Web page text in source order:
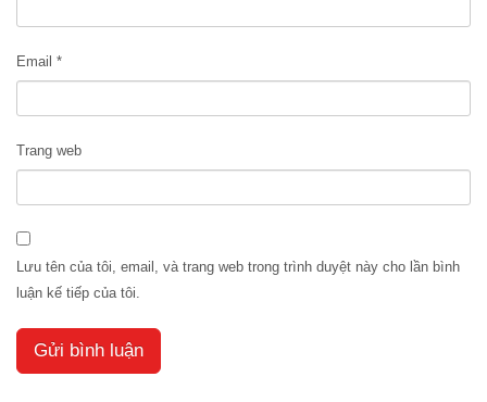
Email *
Trang web
Lưu tên của tôi, email, và trang web trong trình duyệt này cho lần bình
luận kế tiếp của tôi.